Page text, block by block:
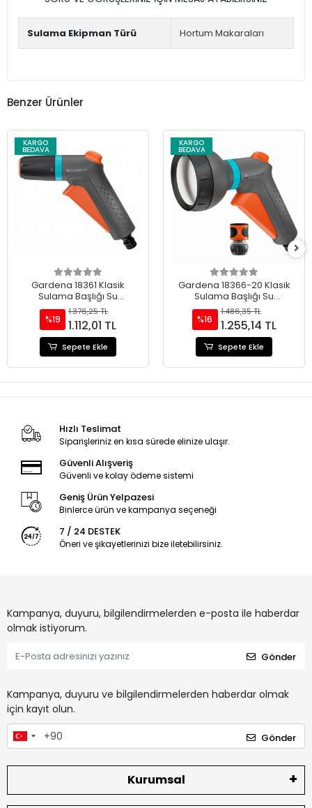
Sulama Ekipman Türü Hortum Makaraları
Benzer Ürünler
KARGO
BEDAVA
Gardena 18361 Klasik
Sulama Başlığı Su
Durdurucu Seti
%19
1.376,25 TL
1.112,01 TL
Sepete Ekle
KARGO
BEDAVA
Gardena 18366-20 Klasik
Sulama Başlığı Su
Durdurucu Seti
%16
1.486,35 TL
1.255,14 TL
Sepete Ekle
Hızlı Teslimat
Siparişleriniz en kısa sürede elinize ulaşır.
Güvenli Alışveriş
Güvenli ve kolay ödeme sistemi
Geniş Ürün Yelpazesi
Binlerce ürün ve kampanya seçeneği
7 / 24 DESTEK
Öneri ve şikayetlerinizi bize iletebilirsiniz.
Kampanya, duyuru, bilgilendirmelerden e-posta ile haberdar
olmak istiyorum.
Gönder
Kampanya, duyuru ve bilgilendirmelerden haberdar olmak
için kayıt olun.
Gönder
Kurumsal